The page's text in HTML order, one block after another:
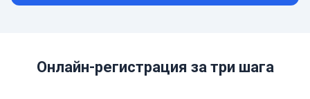
Онлайн-регистрация за три шага